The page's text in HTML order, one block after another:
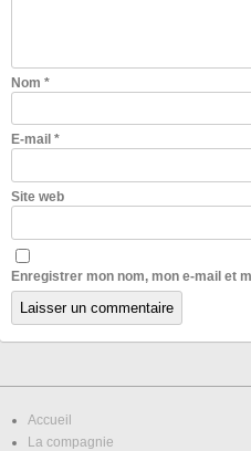
Nom *
E-mail *
Site web
Enregistrer mon nom, mon e-mail et
Accueil
La compagnie